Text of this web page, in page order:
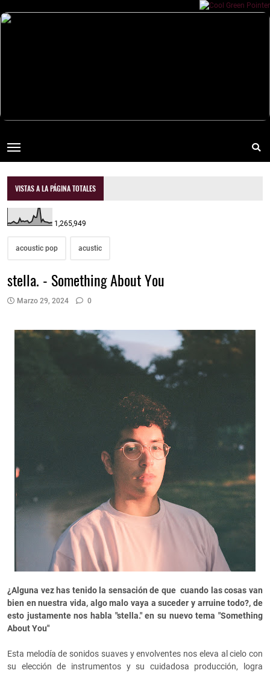
VISTAS A LA PÁGINA TOTALES
1,265,949
acoustic pop acustic
stella. - Something About You
Marzo 29, 2024 0
¿Alguna vez has tenido la sensación de que cuando las cosas van
bien en nuestra vida, algo malo vaya a suceder y arruine todo?, de
esto justamente nos habla "stella." en su nuevo tema "Something
About You"
Esta melodía de sonidos suaves y envolventes nos eleva al cielo con
su elección de instrumentos y su cuidadosa producción, logra